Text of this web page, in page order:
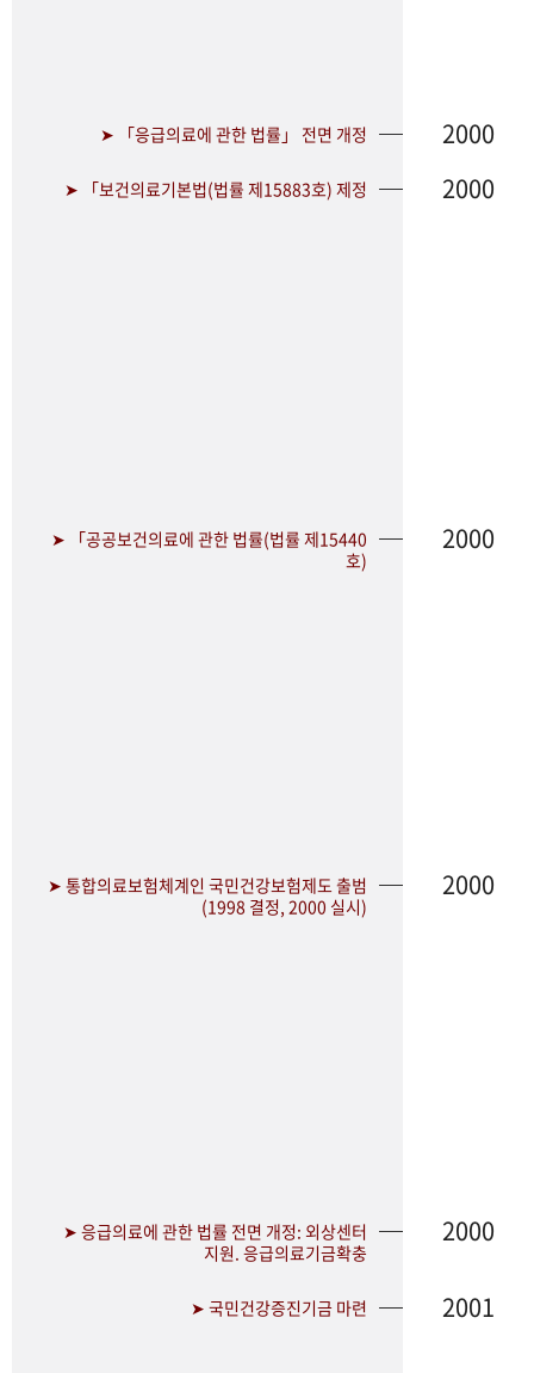
➤ 「응급의료에 관한 법률」 전면 개정 2000
➤ 「보건의료기본법(법률 제15883호) 제정 2000
➤ 「공공보건의료에 관한 법률(법률 제15440
호)
2000
➤ 통합의료보험체계인 국민건강보험제도 출범
(1998 결정, 2000 실시)
2000
➤ 응급의료에 관한 법률 전면 개정: 외상센터
지원. 응급의료기금확충
2000
➤ 국민건강증진기금 마련 2001